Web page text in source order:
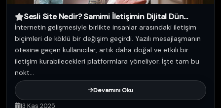
Sesli Site Nedir? Samimi İletişimin Dijital Dün...
İnternetin gelişmesiyle birlikte insanlar arasındaki iletişim
biçimleri de köklü bir değişim geçirdi. Yazılı mesajlaşmanın
ötesine geçen kullanıcılar, artık daha doğal ve etkili bir
iletişim kurabilecekleri platformlara yöneliyor. İşte tam bu
nokt...
Devamını Oku
13 Kas 2025